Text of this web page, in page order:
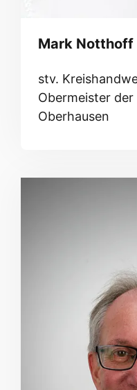
Mark Notthoff
stv.
Obermeister
Oberhausen